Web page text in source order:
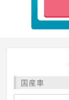
国産車